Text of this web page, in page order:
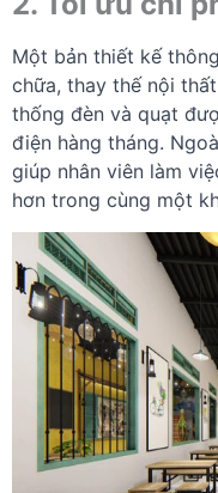
Một bản thiết kế
chữa, thay thế nội
thống đèn và quạt
điện hàng tháng.
giúp nhân viên làm
hơn trong cùng một